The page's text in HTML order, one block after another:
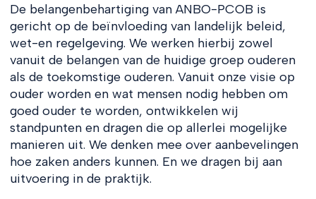
De belangenbehartiging van ANBO-PCOB is
gericht op de beïnvloeding van landelijk beleid,
wet-en regelgeving. We werken hierbij zowel
vanuit de belangen van de huidige groep ouderen
als de toekomstige ouderen. Vanuit onze visie op
ouder worden en wat mensen nodig hebben om
goed ouder te worden, ontwikkelen wij
standpunten en dragen die op allerlei mogelijke
manieren uit. We denken mee over aanbevelingen
hoe zaken anders kunnen. En we dragen bij aan
uitvoering in de praktijk.